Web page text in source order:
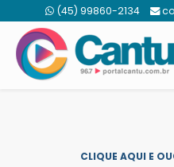
(45) 99860-2134
CLIQUE AQUI E